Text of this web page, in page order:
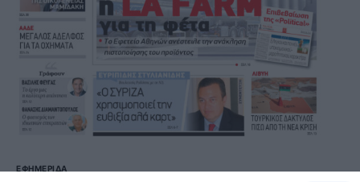
ΕΦΗΜΕΡΊΔΑ